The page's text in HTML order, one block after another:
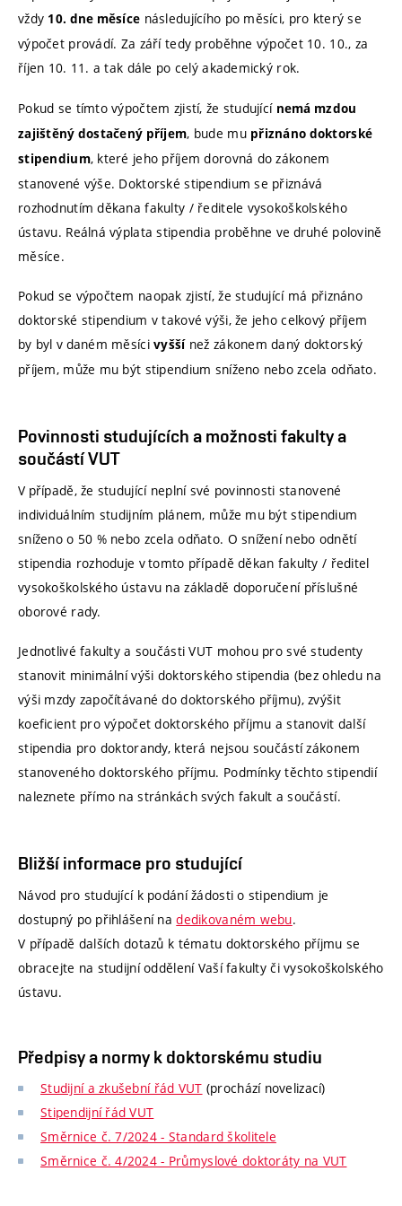
vždy 10. dne měsíce následujícího po měsíci, pro který se
výpočet provádí. Za září tedy proběhne výpočet 10. 10., za
říjen 10. 11. a tak dále po celý akademický rok.
Pokud se tímto výpočtem zjistí, že studující nemá mzdou
zajištěný dostačený příjem, bude mu přiznáno doktorské
stipendium, které jeho příjem dorovná do zákonem
stanovené výše. Doktorské stipendium se přiznává
rozhodnutím děkana fakulty / ředitele vysokoškolského
ústavu. Reálná výplata stipendia proběhne ve druhé polovině
měsíce.
Pokud se výpočtem naopak zjistí, že studující má přiznáno
doktorské stipendium v takové výši, že jeho celkový příjem
by byl v daném měsícivyššínež zákonem daný doktorský
příjem, může mu být stipendium sníženo nebo zcela odňato.
Povinnosti studujících a možnosti fakulty a
součástí VUT
V případě, že studující neplní své povinnosti stanovené
individuálním studijním plánem, může mu být stipendium
sníženo o 50 % nebo zcela odňato. O snížení nebo odnětí
stipendia rozhoduje v tomto případě děkan fakulty / ředitel
vysokoškolského ústavu na základě doporučení příslušné
oborové rady.
Jednotlivé fakulty a součásti VUT mohou pro své studenty
stanovit minimální výši doktorského stipendia (bez ohledu na
výši mzdy započítávané do doktorského příjmu), zvýšit
koeficient pro výpočet doktorského příjmu a stanovit další
stipendia pro doktorandy, která nejsou součástí zákonem
stanoveného doktorského příjmu. Podmínky těchto stipendií
naleznete přímo na stránkách svých fakult a součástí.
Bližší informace pro studující
Návod pro studující k podání žádosti o stipendium je
dostupný po přihlášení nadedikovaném webu.
V případě dalších dotazů k tématu doktorského příjmu se
obracejte na studijní oddělení Vaší fakulty či vysokoškolského
ústavu.
Předpisy a normy k doktorskému studiu
Studijní a zkušební řád VUT (prochází novelizací)
Stipendijní řád VUT
Směrnice č. 7/2024 - Standard školitele
Směrnice č. 4/2024 - Průmyslové doktoráty na VUT